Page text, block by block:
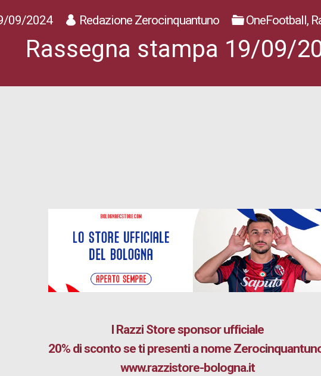
09/2024 Redazione Zerocinquantuno OneFootball,
Rassegna stampa 19/09/
I Razzi Storesponsor ufficiale
20% di sconto se ti presenti a nome
www.razzistore-bologna.it